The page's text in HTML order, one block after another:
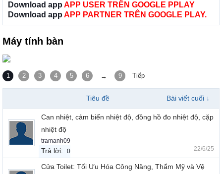
Download app APP USER TRÊN GOOGLE PPLAY
Download app APP PARTNER TRÊN GOOGLE PLAY.
Máy tính bàn
1 2 3 4 5 6 → 9 Tiếp
Tiêu đề Bài viết cuối ↓
Can nhiệt, cảm biến nhiệt độ, đồng hồ đo nhiệt độ, cặp
nhiệt độ
tramanh09
Trả lời: 0 22/6/25
Cửa Toilet: Tối Ưu Hóa Công Năng, Thẩm Mỹ và Vệ